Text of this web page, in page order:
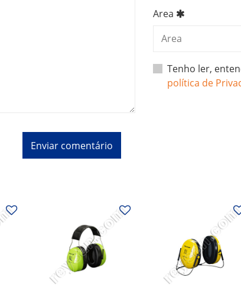
Area
Tenho ler,
política de